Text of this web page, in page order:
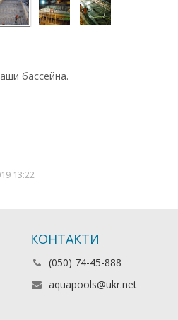
бассейна.
13:22
КОНТАКТИ
(050) 74-45-888
aquapools@ukr.net